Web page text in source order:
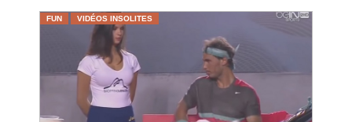
FUN VIDÉOS INSOLITES